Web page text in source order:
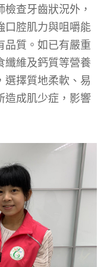
查牙齒狀況外，
口腔肌力與咀嚼能
品質。如已有嚴重
纖維及鈣質等營養
選擇質地柔軟、易
造成肌少症，影響